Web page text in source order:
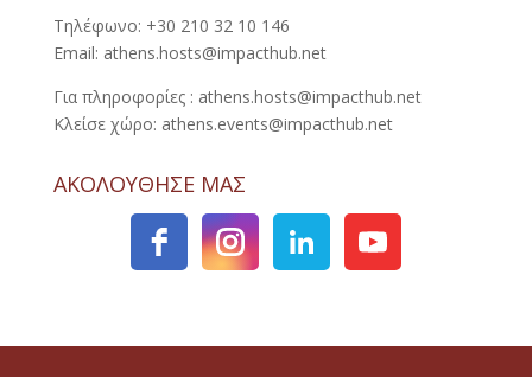
Τηλέφωνο: +30 210 32 10 146
Email: athens.hosts@impacthub.net
Για πληροφορίες : athens.hosts@impacthub.net
Κλείσε χώρο: athens.events@impacthub.net
ΑΚΟΛΟΥΘΗΣΕ ΜΑΣ